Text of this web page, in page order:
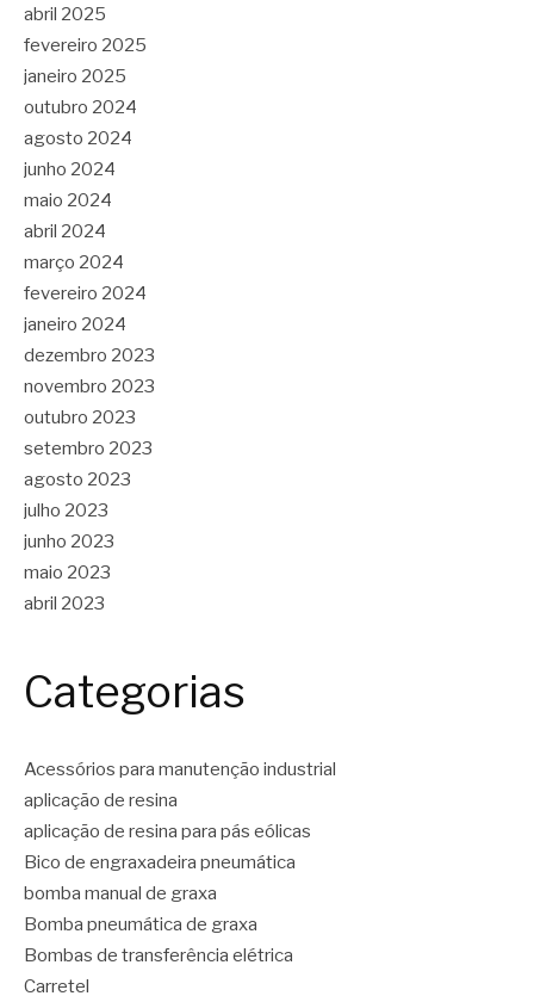
abril 2025
fevereiro 2025
janeiro 2025
outubro 2024
agosto 2024
junho 2024
maio 2024
abril 2024
março 2024
fevereiro 2024
janeiro 2024
dezembro 2023
novembro 2023
outubro 2023
setembro 2023
agosto 2023
julho 2023
junho 2023
maio 2023
abril 2023
Categorias
Acessórios para manutenção industrial
aplicação de resina
aplicação de resina para pás eólicas
Bico de engraxadeira pneumática
bomba manual de graxa
Bomba pneumática de graxa
Bombas de transferência elétrica
Carretel